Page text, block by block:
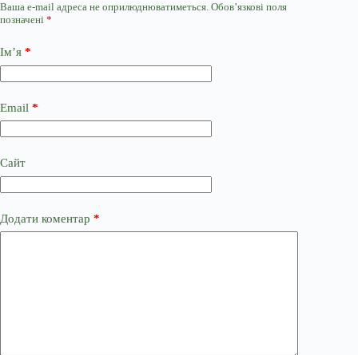
Ваша e-mail адреса не оприлюднюватиметься. Обов’язкові поля
позначені *
Ім’я *
Email *
Сайт
Додати коментар *